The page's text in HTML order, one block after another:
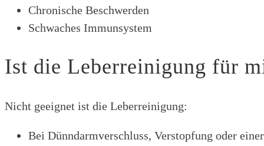
Chronische Beschwerden
Schwaches Immunsystem
Ist die Leberreinigung für
Nicht geeignet ist die Leberreinigung:
Bei Dünndarmverschluss, Verstopfung oder